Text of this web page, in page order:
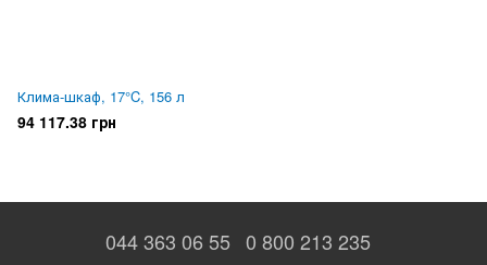
Клима-шкаф, 17°C, 156 л
94 117.38 грн
044 363 06 55 0 800 213 235